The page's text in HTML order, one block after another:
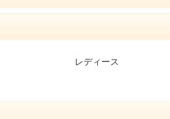
レディース